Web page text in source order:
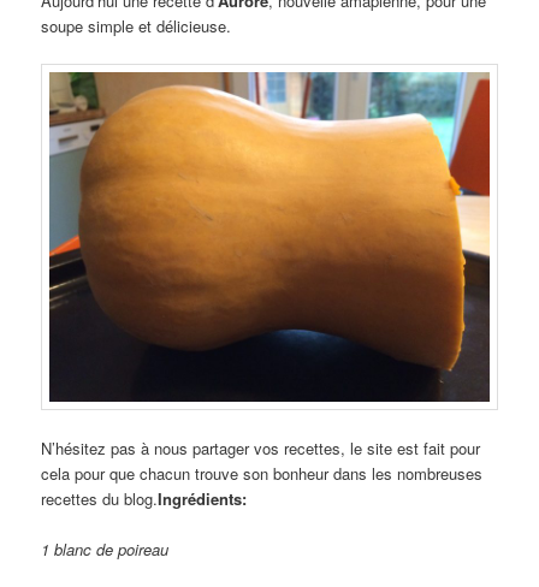
soupe simple et délicieuse.
N’hésitez pas à nous partager vos recettes, le site est fait pour
cela pour que chacun trouve son bonheur dans les nombreuses
recettes du blog.Ingrédients:
1 blanc de poireau